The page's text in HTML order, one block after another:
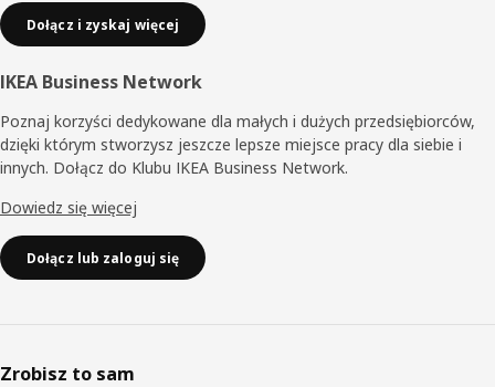
Dołącz i zyskaj więcej
IKEA Business Network
Poznaj korzyści dedykowane dla małych i dużych przedsiębiorców,
dzięki którym stworzysz jeszcze lepsze miejsce pracy dla siebie i
innych. Dołącz do Klubu IKEA Business Network.
Dowiedz się więcej
Dołącz lub zaloguj się
Zrobisz to sam